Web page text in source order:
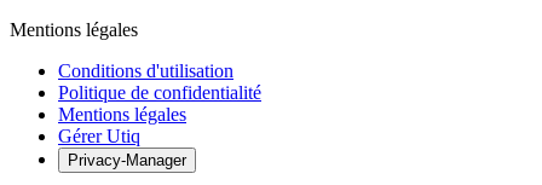
Mentions légales
Conditions d'utilisation
Politique de confidentialité
Mentions légales
Gérer Utiq
Privacy-Manager